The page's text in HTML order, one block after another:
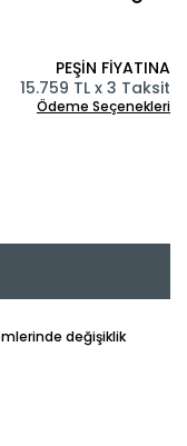
PEŞİN FİYATINA
15.759 TL x 3 Taksit
Ödeme Seçenekleri
değişiklik